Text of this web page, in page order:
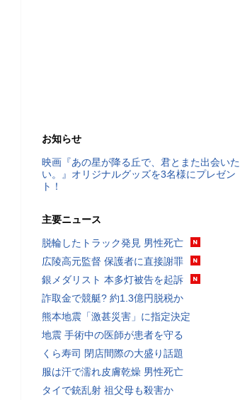
お知らせ
映画『あの星が降る丘で、君とまた出会いた
い。』オリジナルグッズを3名様にプレゼン
ト！
主要ニュース
脱輪したトラック発見 男性死亡
広陵高元監督 保護者に直接謝罪
銀メダリスト 本多灯被告を起訴
詐取金で競艇? 約1.3億円脱税か
熊本地震「激甚災害」に指定決定
地震 手術中の医師が患者を守る
くら寿司 閉店間際の大盛り話題
服は汗で濡れ皮膚乾燥 男性死亡
タイで銃乱射 祖父母も殺害か